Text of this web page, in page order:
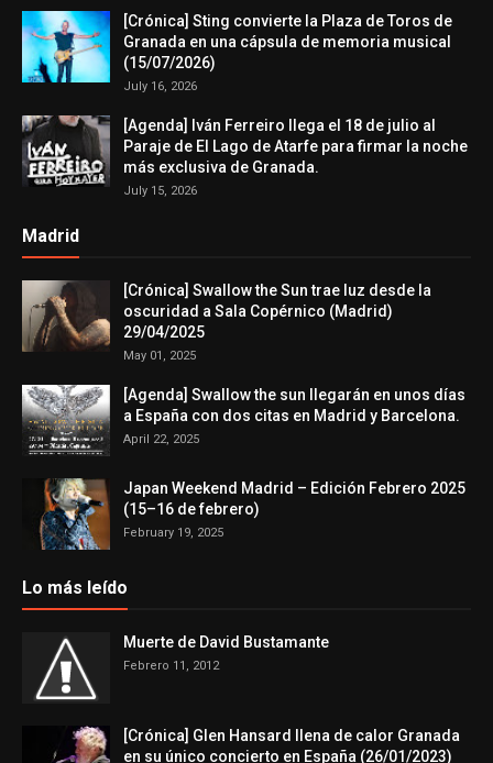
[Crónica] Sting convierte la Plaza de Toros de
Granada en una cápsula de memoria musical
(15/07/2026)
July 16, 2026
[Agenda] Iván Ferreiro llega el 18 de julio al
Paraje de El Lago de Atarfe para firmar la noche
más exclusiva de Granada.
July 15, 2026
Madrid
[Crónica] Swallow the Sun trae luz desde la
oscuridad a Sala Copérnico (Madrid)
29/04/2025
May 01, 2025
[Agenda] Swallow the sun llegarán en unos días
a España con dos citas en Madrid y Barcelona.
April 22, 2025
Japan Weekend Madrid – Edición Febrero 2025
(15–16 de febrero)
February 19, 2025
Lo más leído
Muerte de David Bustamante
Febrero 11, 2012
[Crónica] Glen Hansard llena de calor Granada
en su único concierto en España (26/01/2023)